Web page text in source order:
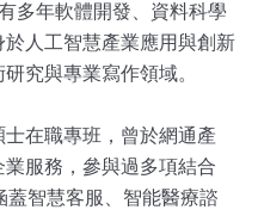
多年軟體開發、資料科學
人工智慧產業應用與創新
究與專業寫作領域。
在職專班，曾於網通產
服務，參與過多項結合
蓋智慧客服、智能醫療諮